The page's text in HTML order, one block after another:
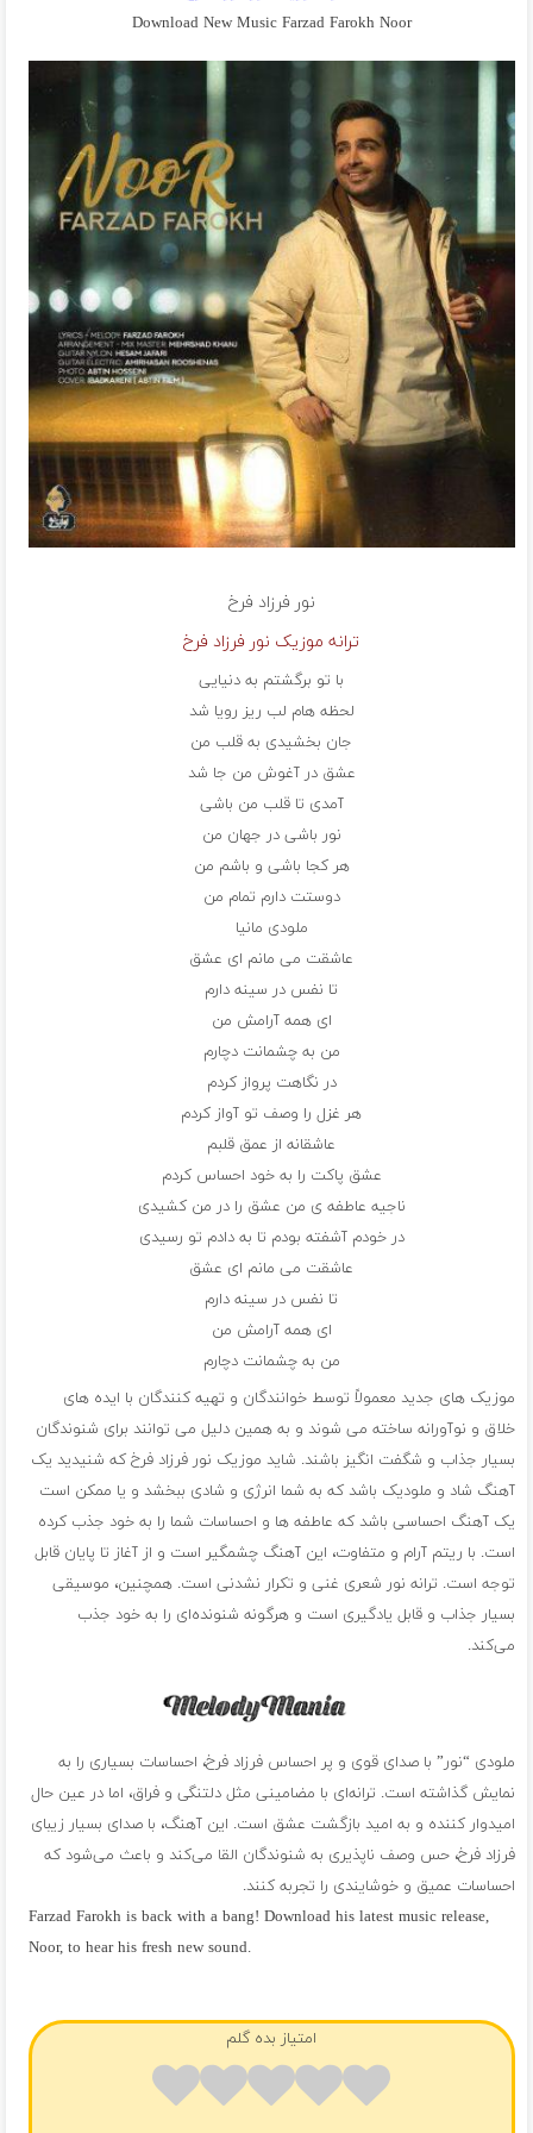
Download New Music Farzad Farokh Noor
نور فرزاد فرخ
ترانه موزیک نور فرزاد فرخ
با تو برگشتم به دنیایی
لحظه هام لب ریز رویا شد
جان بخشیدی به قلب من
عشق در آغوش من جا شد
آمدی تا قلب من باشی
نور باشی در جهان من
هر کجا باشی و باشم من
دوستت دارم تمام من
ملودی مانیا
عاشقت می مانم ای عشق
تا نفس در سینه دارم
ای همه آرامش من
من به چشمانت دچارم
در نگاهت پرواز کردم
هر غزل را وصف تو آواز کردم
عاشقانه از عمق قلبم
عشق پاکت را به خود احساس کردم
ناجیه عاطفه ی من عشق را در من کشیدی
در خودم آشفته بودم تا به دادم تو رسیدی
عاشقت می مانم ای عشق
تا نفس در سینه دارم
ای همه آرامش من
من به چشمانت دچارم
موزیک های جدید معمولاً توسط خوانندگان و تهیه کنندگان با ایده های
خلاق و نوآورانه ساخته می شوند و به همین دلیل می توانند برای شنوندگان
بسیار جذاب و شگفت انگیز باشند. شاید موزیک نور فرزاد فرخ که شنیدید یک
آهنگ شاد و ملودیک باشد که به شما انرژی و شادی ببخشد و یا ممکن است
یک آهنگ احساسی باشد که عاطفه ها و احساسات شما را به خود جذب کرده
است. با ریتم آرام و متفاوت، این آهنگ چشمگیر است و از آغاز تا پایان قابل
توجه است. ترانه نور شعری غنی و تکرار نشدنی است. همچنین، موسیقی
بسیار جذاب و قابل یادگیری است و هرگونه شنونده‌ای را به خود جذب
می‌کند.
ملودی “نور” با صدای قوی و پر احساس فرزاد فرخ، احساسات بسیاری را به
نمایش گذاشته است. ترانه‌ای با مضامینی مثل دلتنگی و فراق، اما در عین حال
امیدوار کننده و به امید بازگشت عشق است. این آهنگ، با صدای بسیار زیبای
فرزاد فرخ، حس وصف ناپذیری به شنوندگان القا می‌کند و باعث می‌شود که
احساسات عمیق و خوشایندی را تجربه کنند.
Farzad Farokh is back with a bang! Download his latest music release,
Noor, to hear his fresh new sound.
امتیاز بده گلم